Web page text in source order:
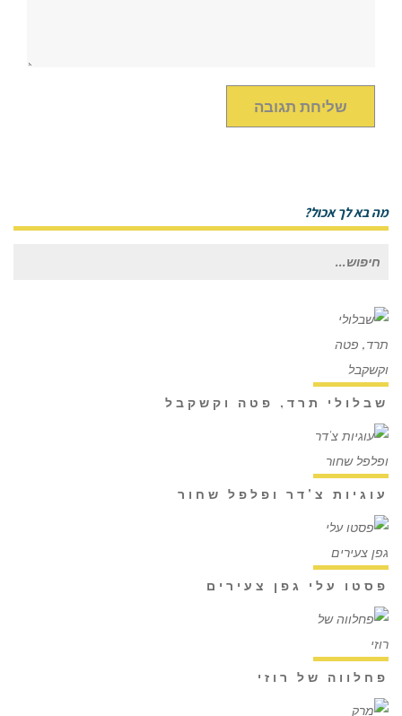
מה בא לך אכול?
חיפוש
שבלולי תרד, פטה וקשקבל
עוגיות צ'דר ופלפל שחור
פסטו עלי גפן צעירים
פחלווה של רוזי